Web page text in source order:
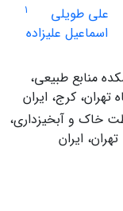
علی طویلی 1
اسماعیل علیزاده
منابع طبیعی،
کرج، ایران
خاک و آبخیزداری،
ایران